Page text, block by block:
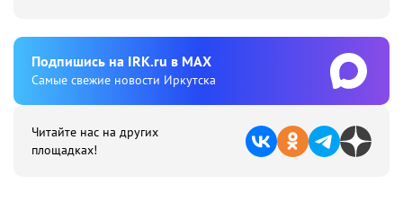
Подпишиcь на IRK.ru в MAX
Cамые свежие новости Иркутска
Читайте нас на других
площадках!